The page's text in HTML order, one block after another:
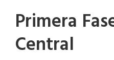
Primera
Central